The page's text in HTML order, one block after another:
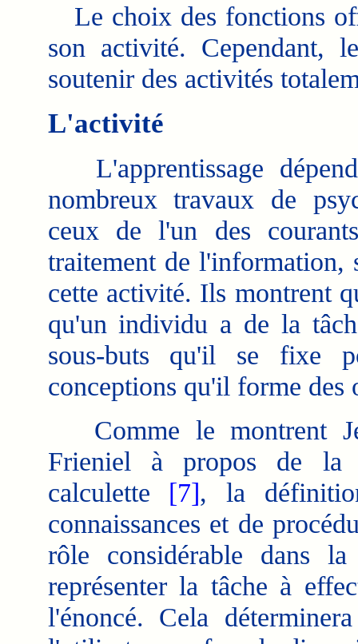
Le choix des fonctions
son activité. Cependant,
soutenir des activités
L'activité
L'apprentissage
nombreux travaux de
ceux de l'un des
traitement de l'information,
cette activité. Ils montrent
qu'un individu a de la
sous-buts qu'il se fixe
conceptions qu'il forme
Comme le montrent
Frieniel à propos de la
calculette [7], la
connaissances et de
rôle considérable dans
représenter la tâche à
l'énoncé. Cela